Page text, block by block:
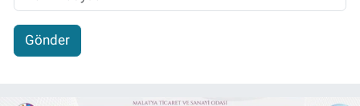
Gönder